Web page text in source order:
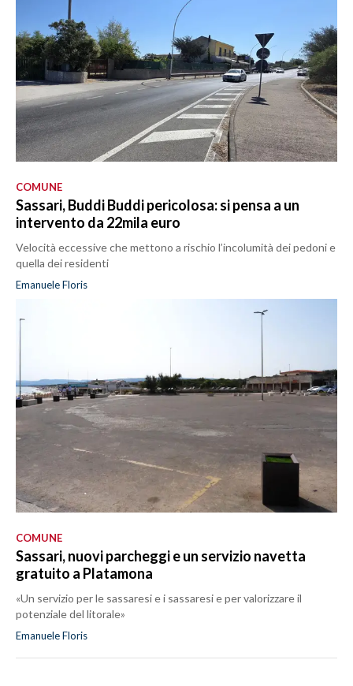
COMUNE
Sassari, Buddi Buddi pericolosa: si pensa a un
intervento da 22mila euro
Velocità eccessive che mettono a rischio l’incolumità dei pedoni e
quella dei residenti
Emanuele Floris
COMUNE
Sassari, nuovi parcheggi e un servizio navetta
gratuito a Platamona
«Un servizio per le sassaresi e i sassaresi e per valorizzare il
potenziale del litorale»
Emanuele Floris